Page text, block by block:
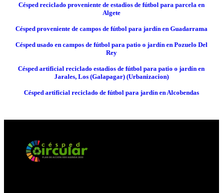
Césped reciclado proveniente de estadios de fútbol para parcela en
Algete
Césped proveniente de campos de fútbol para jardín en Guadarrama
Césped usado en campos de fútbol para patio o jardín en Pozuelo Del
Rey
Césped artificial reciclado estadios de fútbol para patio o jardín en
Jarales, Los (Galapagar) (Urbanizacion)
Césped artificial reciclado de fútbol para jardín en Alcobendas